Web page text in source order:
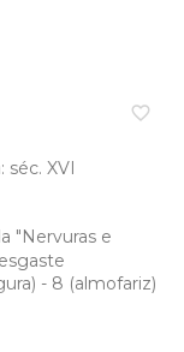
favorite_border
séc. XVI
"Nervuras e
- 8 (almofariz)